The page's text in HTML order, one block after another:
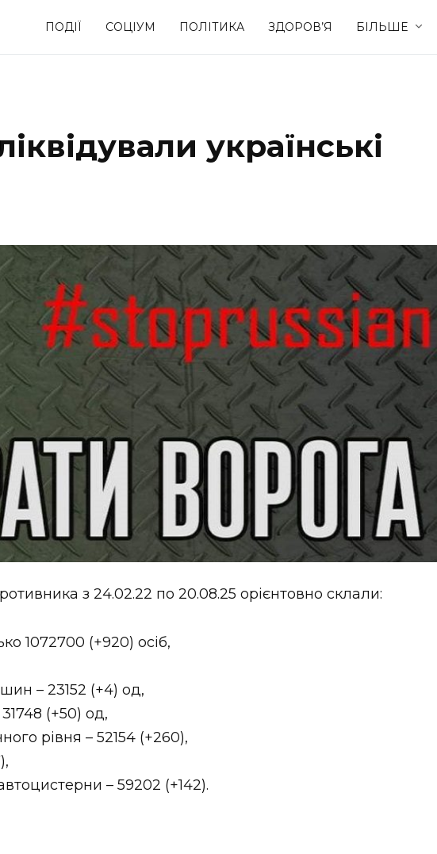
ПОДІЇ СОЦІУМ ПОЛІТИКА ЗДОРОВ’Я БІЛЬШЕ
Спорт Стиль життя
українські
з 24.02.22 по 20.08.25 орієнтовно склали:
1072700 (+920) осіб,
– 23152 (+4) од,
(+50) од,
рівня – 52154 (+260),
– 59202 (+142).